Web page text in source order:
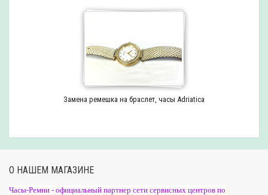
Замена ремешка на браслет, часы Adriatica
О НАШЕМ МАГАЗИНЕ
Часы-Ремни - официальный партнер сети сервисных центров по